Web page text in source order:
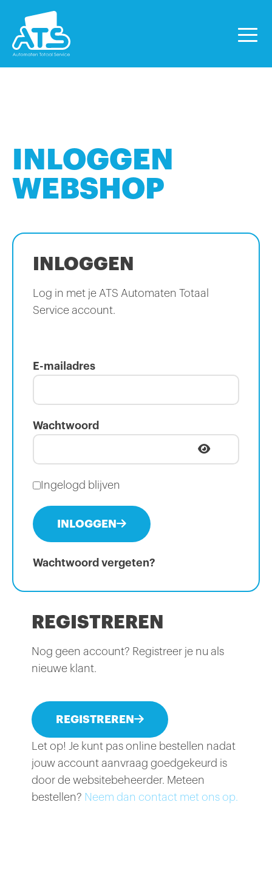
INLOGGEN
WEBSHOP
INLOGGEN
Log in met je ATS Automaten Totaal
Service account.
E-mailadres
Wachtwoord
Ingelogd blijven
INLOGGEN
Wachtwoord vergeten?
REGISTREREN
Nog geen account? Registreer je nu als
nieuwe klant.
REGISTREREN
Let op! Je kunt pas online bestellen nadat
jouw account aanvraag goedgekeurd is
door de websitebeheerder. Meteen
bestellen? Neem dan contact met ons op.